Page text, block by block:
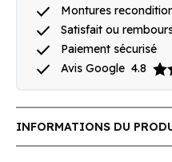
done Montures
done Satisfait ou
done Paiement sécurisé
done Avis Google 4.8
INFORMATIONS DU